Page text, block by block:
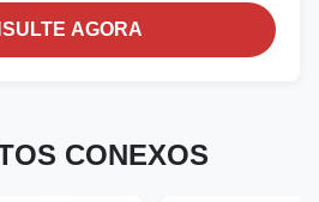
AGORA
CONEXOS